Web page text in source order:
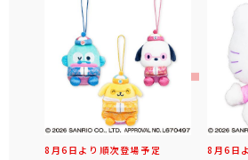
8月6日より順次登場予定 8月6日